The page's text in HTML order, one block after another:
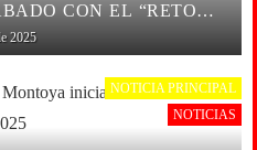
CON EL “RETO
2025
NOTICIA PRINCIPAL
NOTICIAS